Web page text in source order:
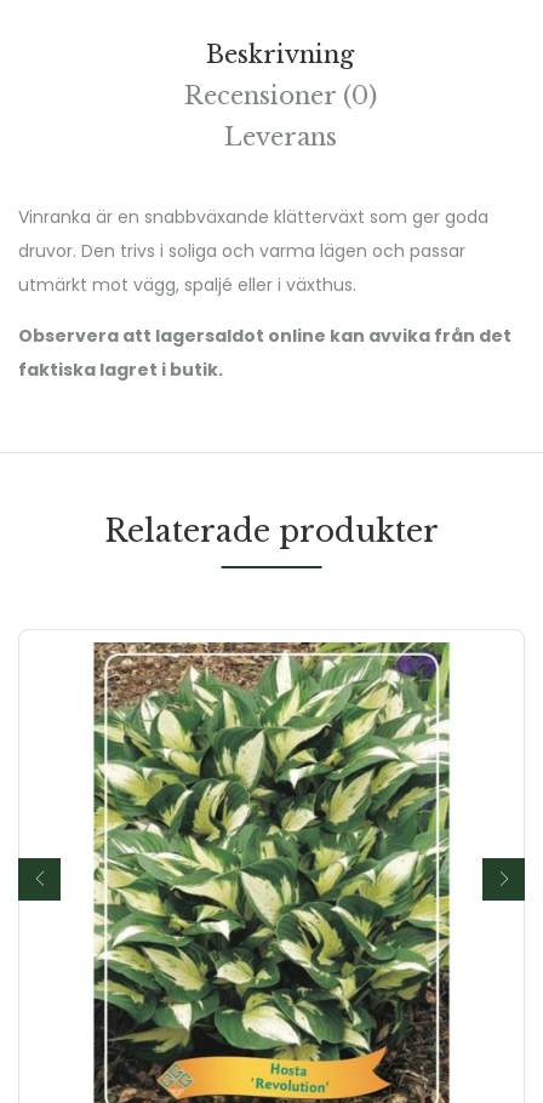
Beskrivning
Recensioner (0)
Leverans
Vinranka är en snabbväxande klätterväxt som ger goda
druvor. Den trivs i soliga och varma lägen och passar
utmärkt mot vägg, spaljé eller i växthus.
Observera att lagersaldot online kan avvika från det
faktiska lagret i butik.
Relaterade produkter